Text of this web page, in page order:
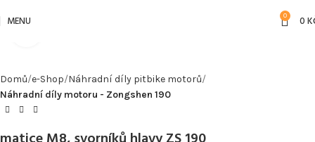
MENU 0 0
Domů e-Shop Náhradní díly pitbike motorů
Náhradní díly motoru - Zongshen 190